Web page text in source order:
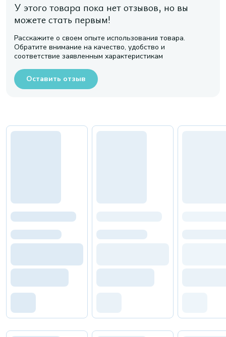
У этого товара пока нет отзывов, но вы
можете стать первым!
Расскажите о своем опыте использования товара.
Обратите внимание на качество, удобство и
соответствие заявленным характеристикам
Оставить отзыв